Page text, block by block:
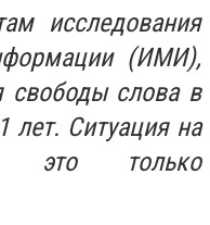
исследования
(ИМИ),
свободы слова в
лет. Ситуация на
это только